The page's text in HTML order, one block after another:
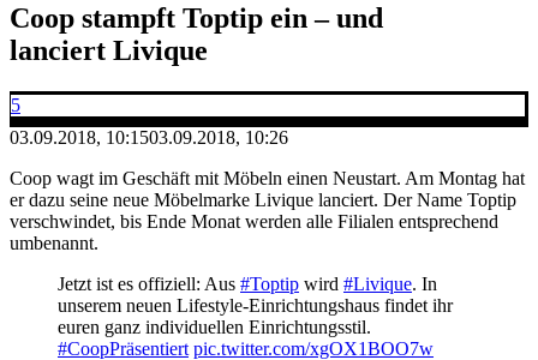
Coop stampft Toptip ein – und
lanciert Livique
5
03.09.2018, 10:1503.09.2018, 10:26
Coop wagt im Geschäft mit Möbeln einen Neustart. Am Montag hat
er dazu seine neue Möbelmarke Livique lanciert. Der Name Toptip
verschwindet, bis Ende Monat werden alle Filialen entsprechend
umbenannt.
Jetzt ist es offiziell: Aus #Toptip wird #Livique. In
unserem neuen Lifestyle-Einrichtungshaus findet ihr
euren ganz individuellen Einrichtungsstil.
#CoopPräsentiert pic.twitter.com/xgOX1BOO7w